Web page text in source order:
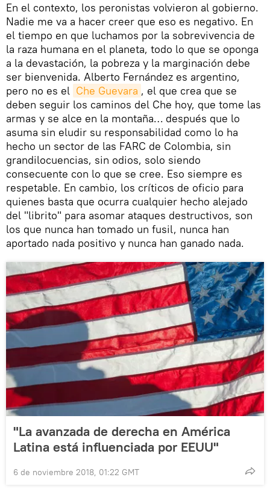
En el contexto, los peronistas volvieron al gobierno.
Nadie me va a hacer creer que eso es negativo. En
el tiempo en que luchamos por la sobrevivencia de
la raza humana en el planeta, todo lo que se oponga
a la devastación, la pobreza y la marginación debe
ser bienvenida. Alberto Fernández es argentino,
pero no es el Che Guevara , el que crea que se
deben seguir los caminos del Che hoy, que tome las
armas y se alce en la montaña… después que lo
asuma sin eludir su responsabilidad como lo ha
hecho un sector de las FARC de Colombia, sin
grandilocuencias, sin odios, solo siendo
consecuente con lo que se cree. Eso siempre es
respetable. En cambio, los críticos de oficio para
quienes basta que ocurra cualquier hecho alejado
del "librito" para asomar ataques destructivos, son
los que nunca han tomado un fusil, nunca han
aportado nada positivo y nunca han ganado nada.
"La avanzada de derecha en América
Latina está influenciada por EEUU"
6 de noviembre 2018, 01:22 GMT